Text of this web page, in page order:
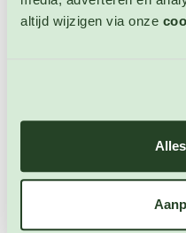
altijd wijzigen via onze
Plastic Labels 14
OP VOORRAAD